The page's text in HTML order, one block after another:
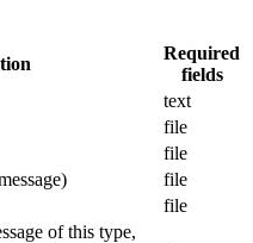
Required
fields
text
file
file
file
file
of this type,